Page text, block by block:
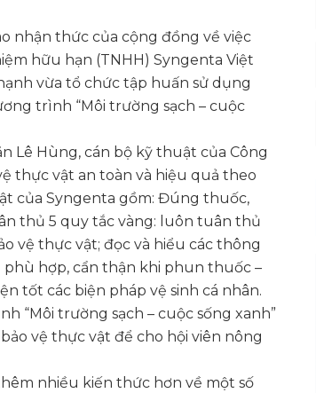
nhận thức của cộng đồng về việc
hữu hạn (TNHH) Syngenta Việt
vừa tổ chức tập huấn sử dụng
trình “Môi trường sạch – cuộc
Lê Hùng, cán bộ kỹ thuật của Công
thực vật an toàn và hiệu quả theo
của Syngenta gồm: Đúng thuốc,
thủ 5 quy tắc vàng: luôn tuân thủ
vệ thực vật; đọc và hiểu các thông
hợp, cẩn thận khi phun thuốc –
tốt các biện pháp vệ sinh cá nhân.
“Môi trường sạch – cuộc sống xanh”
vệ thực vật để cho hội viên nông
nhiều kiến thức hơn về một số